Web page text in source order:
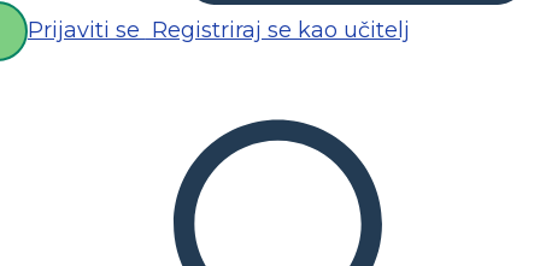
Prijaviti se Registriraj se kao učitelj